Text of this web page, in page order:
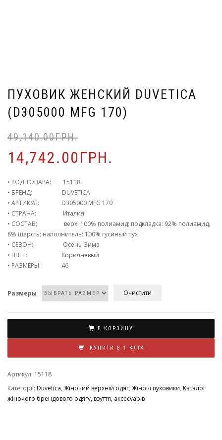
ПУХОВИК ЖЕНСКИЙ DUVETICA
(D305000 MFG 170)
49,140.00ГРН.
14,742.00ГРН.
• КОД ТОВАРА: 15118
• БРЕНД: DUVETICA
• АРТИКУЛ: D305000 MFG 170
• СТРАНА: Италия
• СОСТАВ: верх: 100% полиамид; подкладка: 92% полиамид,
8% шерсть; наполнитель: 100% гусиный пух
• СЕЗОН: Осень-Зима
• ЦВЕТ: Коричневый
• РАЗМЕРЫ: 46
Размеры Очистити
В КОРЗИНУ
КУПИТИ В 1 КЛІК
Артикул: 15118
Категорії: Duvetica, Жіночий верхній одяг, Жіночі пуховики, Каталог
жіночого брендового одягу, взуття, аксесуарів